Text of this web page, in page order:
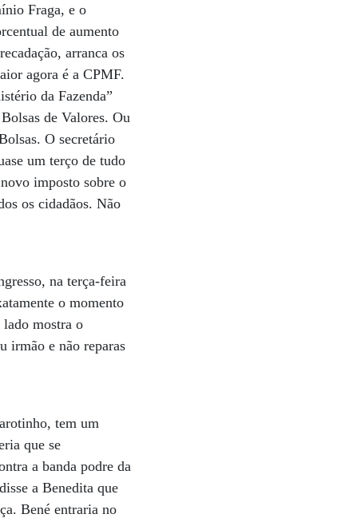
Fraga, e o
de aumento
arranca os
agora é a CPMF.
da Fazenda”
de Valores. Ou
O secretário
um terço de tudo
imposto sobre o
os cidadãos. Não
na terça-feira
o momento
mostra o
irmão e não reparas
tem um
que se
a banda podre da
a Benedita que
Bené entraria no